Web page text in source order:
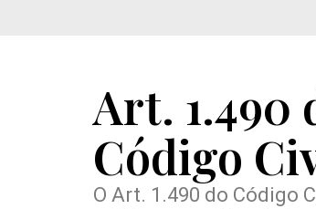
Art. 1.490
Código
O Art. 1.490 do Código